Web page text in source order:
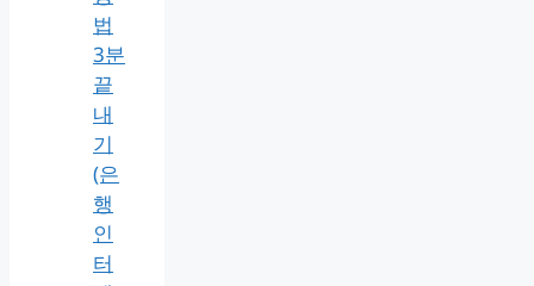
법
3분
끝
내
기
(은
행
인
터